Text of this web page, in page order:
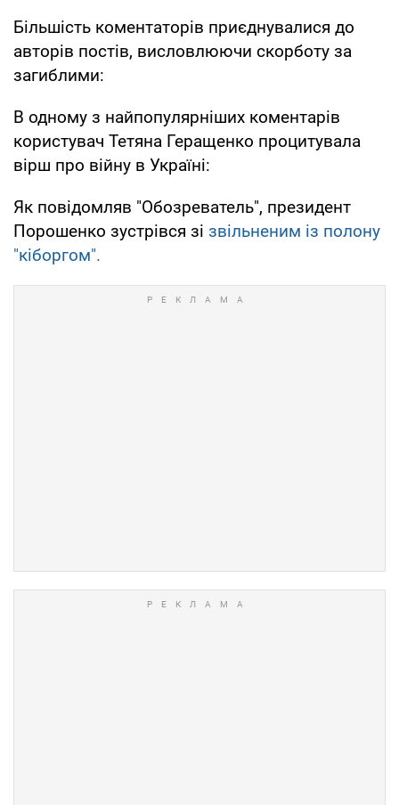
Більшість коментаторів приєднувалися до
авторів постів, висловлюючи скорботу за
загиблими:
В одному з найпопулярніших коментарів
користувач Тетяна Геращенко процитувала
вірш про війну в Україні:
Як повідомляв "Обозреватель", президент
Порошенко зустрівся зі звільненим із полону
"кіборгом".